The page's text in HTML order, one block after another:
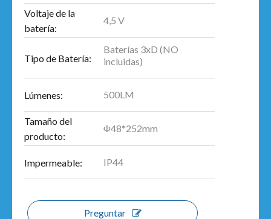
Voltaje de la
batería:
4,5 V
Tipo de Batería:
Baterías 3xD (NO
incluidas)
Lúmenes: 500LM
Tamaño del
producto:
Φ48*252mm
Impermeable: IP44
Preguntar